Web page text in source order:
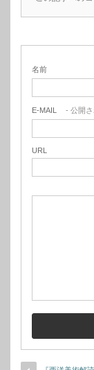
名前
E-MAIL - 公開
URL